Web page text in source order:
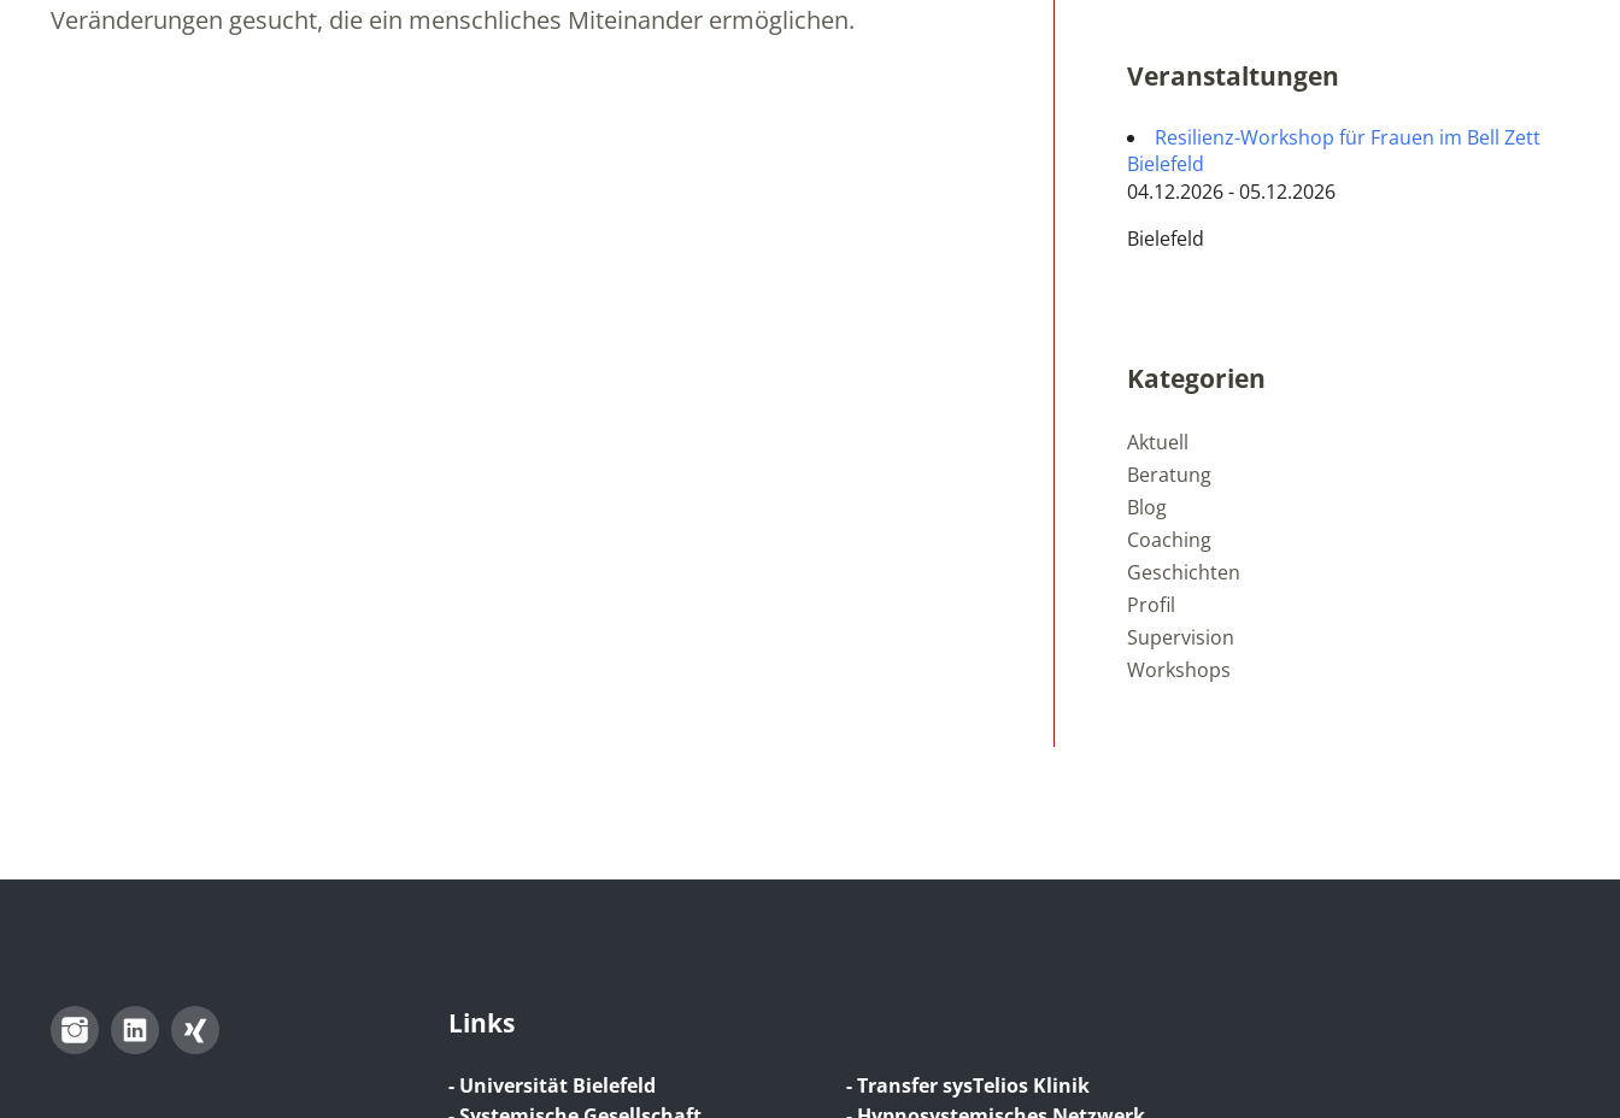
Veränderungen gesucht, die ein menschliches Miteinander ermöglichen.
Veranstaltungen
Resilienz-Workshop für Frauen im Bell Zett
Bielefeld
04.12.2026 - 05.12.2026
Bielefeld
Kategorien
Aktuell
Beratung
Blog
Coaching
Geschichten
Profil
Supervision
Workshops
InstagramLinkedIn Links
- Universität Bielefeld
- Transfer sysTelios Klinik